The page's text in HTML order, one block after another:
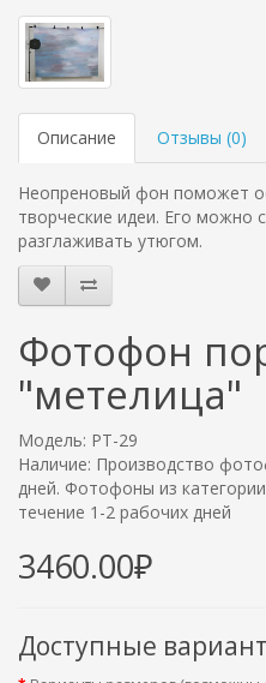
Описание Отзывы (0)
Неопреновый фон поможет
творческие идеи. Его можно
разглаживать утюгом.
Фотофон
"метелица"
Модель: PT-29
Наличие: Производство
дней. Фотофоны из
течение 1-2 рабочих дней
3460.00₽
Доступные